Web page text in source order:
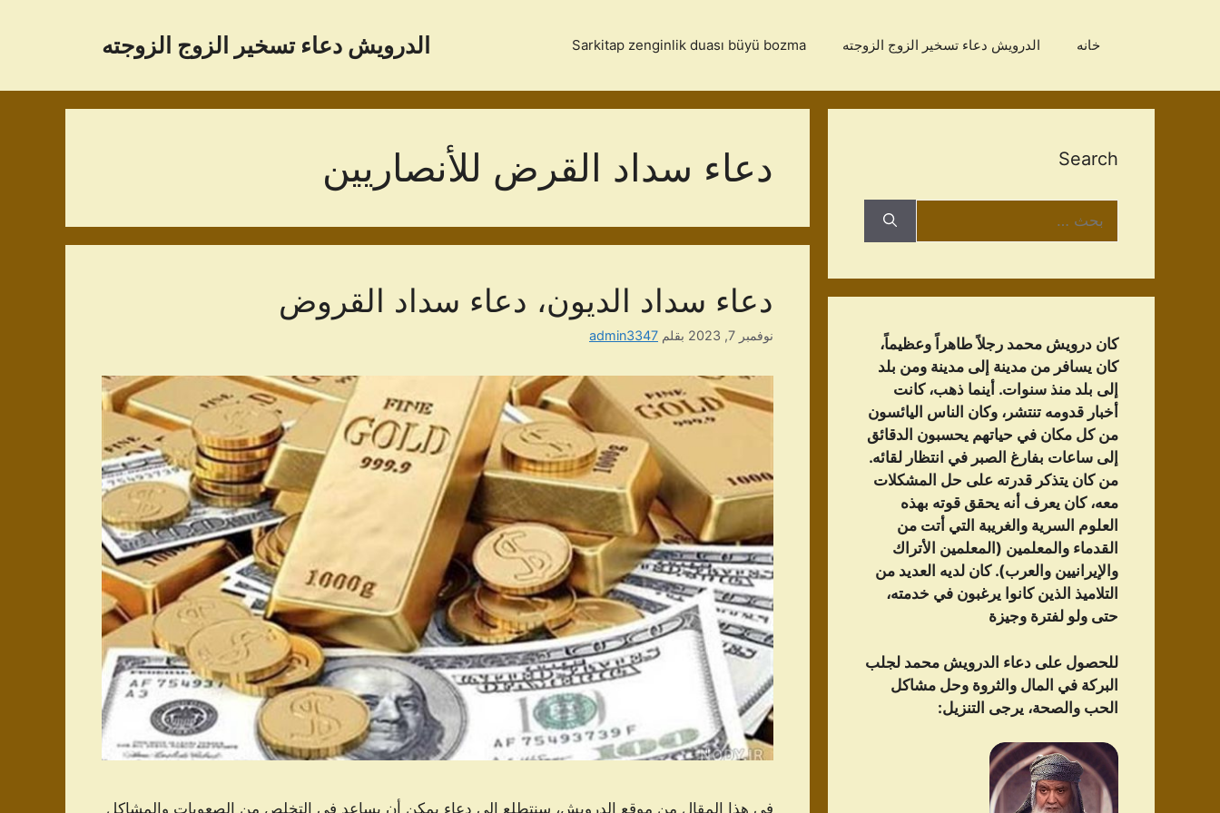
الدرویش دعاء تسخير الزوج الزوجته خانه الدرویش دعاء تسخير الزوج الزوجته Sarkitap zenginlik duası büyü bozma
دعاء سداد القرض للأنصاريين
دعاء سداد الديون، دعاء سداد القروض
نوفمبر 7, 2023 بقلم admin3347
فی هذا المقال من موقع الدرویش، سنتطلع إلى دعاء يمكن أن يساعد في التخلص من الصعوبات والمشاكل
Search
عن:
كان درويش محمد رجلاً طاهراً وعظيماً،
كان يسافر من مدينة إلى مدينة ومن بلد
إلى بلد منذ سنوات. أينما ذهب، كانت
أخبار قدومه تنتشر، وكان الناس اليائسون
من كل مكان في حياتهم يحسبون الدقائق
إلى ساعات بفارغ الصبر في انتظار لقائه.
من كان يتذكر قدرته على حل المشكلات
معه، كان يعرف أنه يحقق قوته بهذه
العلوم السرية والغريبة التي أتت من
القدماء والمعلمين (المعلمين الأتراك
والإيرانيين والعرب). كان لديه العديد من
التلاميذ الذين كانوا يرغبون في خدمته،
حتى ولو لفترة وجيزة
للحصول على دعاء الدرویش محمد لجلب
البركة في المال والثروة وحل مشاكل
الحب والصحة، يرجى التنزيل: